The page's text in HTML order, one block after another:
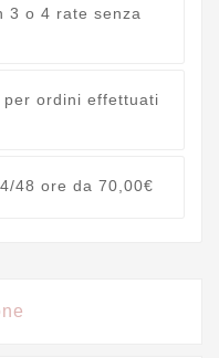
3 o 4 rate senza
per ordini effettuati
48 ore da 70,00€